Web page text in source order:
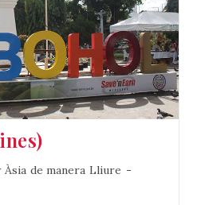
de manera Lliure